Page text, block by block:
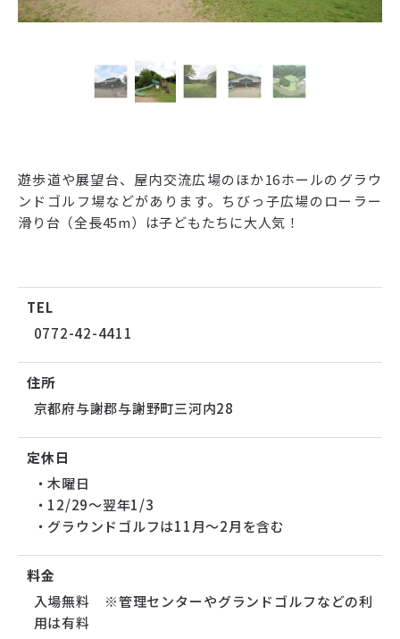
遊歩道や展望台、屋内交流広場のほか16ホールのグラウ
ンドゴルフ場などがあります。ちびっ子広場のローラー
滑り台（全長45m）は子どもたちに大人気！
TEL
0772-42-4411
住所
京都府与謝郡与謝野町三河内28
定休日
・木曜日
・12/29～翌年1/3
・グラウンドゴルフは11月～2月を含む
料金
入場無料 ※管理センターやグランドゴルフなどの利
用は有料